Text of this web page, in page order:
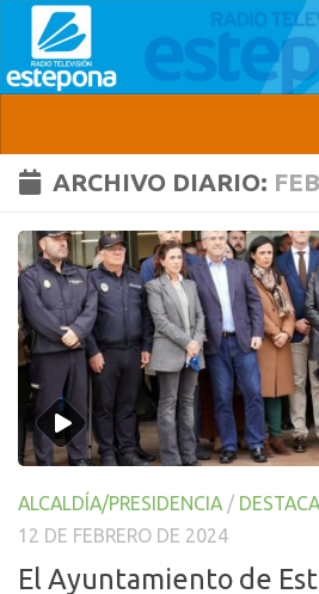
ARCHIVO DIARIO:
ALCALDÍA/PRESIDENCIA /
12 DE FEBRERO DE 2024
El Ayuntamiento de